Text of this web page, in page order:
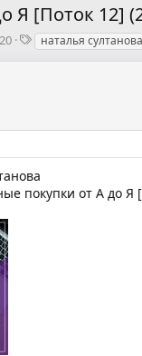
Я [Поток 12]
Тнаталья султанова
покупки от А до Я